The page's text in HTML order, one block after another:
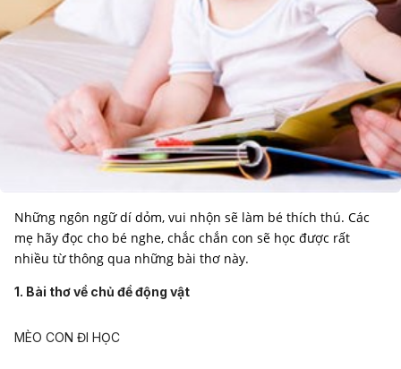
Những ngôn ngữ dí dỏm, vui nhộn sẽ làm bé thích thú. Các
mẹ hãy đọc cho bé nghe, chắc chắn con sẽ học được rất
nhiều từ thông qua những bài thơ này.
1. Bài thơ về chủ đề động vật
MÈO CON ĐI HỌC